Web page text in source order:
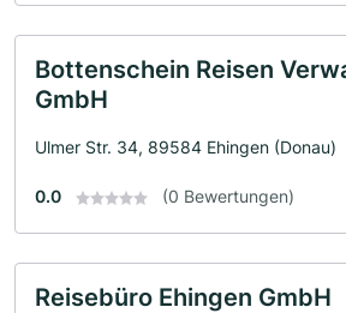
Bottenschein Reisen
GmbH
Ulmer Str. 34, 89584 Ehingen (Donau)
0.0 (0 Bewertungen)
Reisebüro Ehingen GmbH